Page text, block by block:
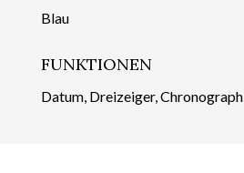
Blau
FUNKTIONEN
Datum, Dreizeiger, Chronograph